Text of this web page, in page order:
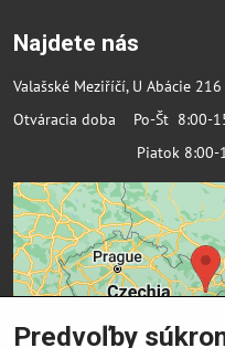
Najdete nás
Valašské Meziříčí, U Abácie
Otváracia doba Po-Št 8:00-
Piatok 8:00-
Predvoľby